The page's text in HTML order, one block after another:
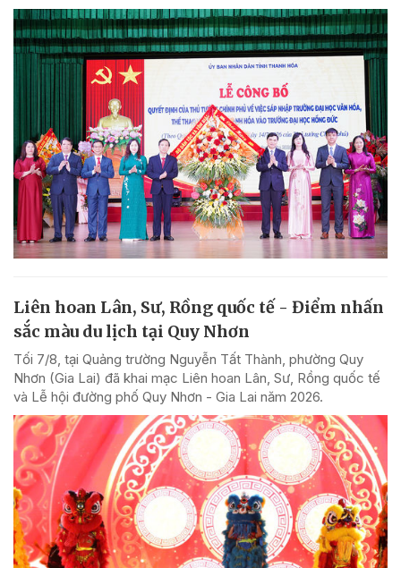
Liên hoan Lân, Sư, Rồng quốc tế - Điểm nhấn
sắc màu du lịch tại Quy Nhơn
Tối 7/8, tại Quảng trường Nguyễn Tất Thành, phường Quy
Nhơn (Gia Lai) đã khai mạc Liên hoan Lân, Sư, Rồng quốc tế
và Lễ hội đường phố Quy Nhơn - Gia Lai năm 2026.